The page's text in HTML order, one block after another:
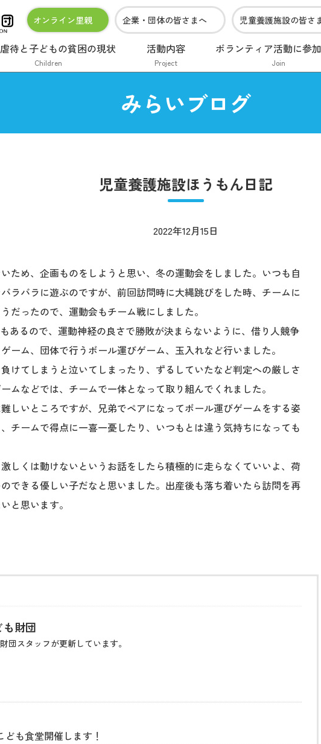
オンライン里親 企業・団体の皆さまへ 児童養護施設の皆さ
待と子どもの貧困の現状
Children
活動内容
Project
ボランティア活動に参
Join
みらいブログ
児童養護施設ほうもん日記
2022年12月15日
ため、企画ものをしようと思い、冬の運動会をしました。いつも自
ラバラに遊ぶのですが、前回訪問時に大縄跳びをした時、チームに
だったので、運動会もチーム戦にしました。
あるので、運動神経の良さで勝敗が決まらないように、借り人競争
ーム、団体で行うボール運びゲーム、玉入れなど行いました。
けてしまうと泣いてしまったり、ずるしていたなど判定への厳しさ
ムなどでは、チームで一体となって取り組んでくれました。
しいところですが、兄弟でペアになってボール運びゲームをする姿
チームで得点に一喜一憂したり、いつもとは違う気持ちになっても
しくは動けないというお話をしたら積極的に走らなくていいよ、荷
できる優しい子だなと思いました。出産後も落ち着いたら訪問を再
と思います。
も財団
団スタッフが更新しています。
も食堂開催します！